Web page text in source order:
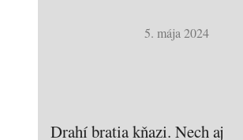
5. mája 2024
Drahí bratia kňazi. Nech aj